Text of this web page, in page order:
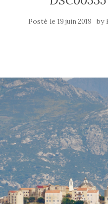
Posté le 19 juin 2019 by